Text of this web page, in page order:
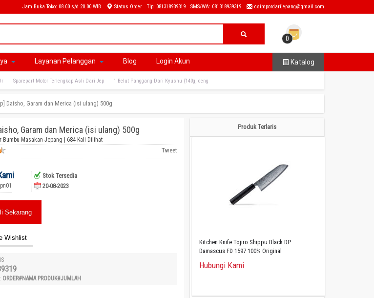
Jam Buka Toko: 08.00 s/d 20.00 WIB Status Order Tlp: 081318939319 SMS/WA: 081318939319 csimpordarijepang@gmail.com
0
Layanan Pelanggan Blog Login Akun Katalog
Sparepart Motor Terlengkap Asli Dari Jep 1 Belut Panggang Dari Kyushu (140g, deng
Daisho, Garam dan Merica (isi ulang) 500g
Garam dan Merica (isi ulang) 500g
Bumbu Masakan Jepang | 684 Kali Dilihat
Tweet
Stok Tersedia
20-08-2023
Sekarang
Wishlist
ORDER#NAMA PRODUK#JUMLAH
Produk Terlaris
Kitchen Knife Tojiro Shippu Black DP
Damascus FD 1597 100% Original
Hubungi Kami